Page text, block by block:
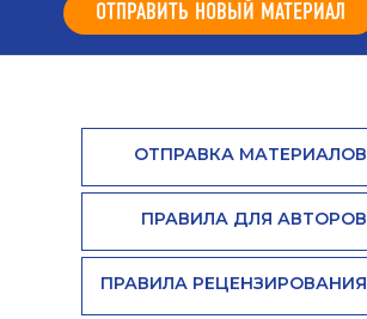
ОТПРАВИТЬ НОВЫЙ МАТЕРИАЛ
ОТПРАВКА МАТЕРИАЛОВ
ПРАВИЛА ДЛЯ АВТОРОВ
ПРАВИЛА РЕЦЕНЗИРОВАНИЯ